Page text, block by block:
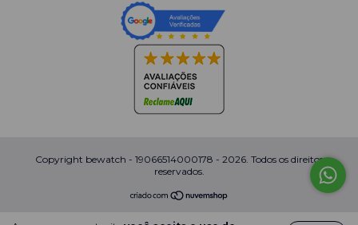
Copyright bewatch - 19066514000178 - 2026. Todos os direitos
reservados.